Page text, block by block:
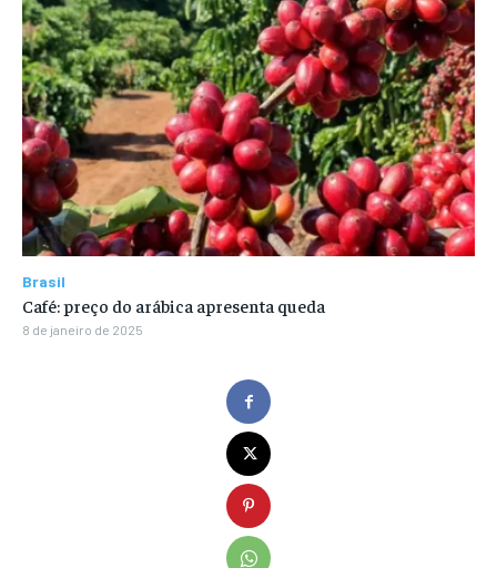
Brasil
Café: preço do arábica apresenta queda
8 de janeiro de 2025